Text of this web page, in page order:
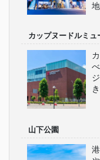
カップヌードルミュ
山下公園